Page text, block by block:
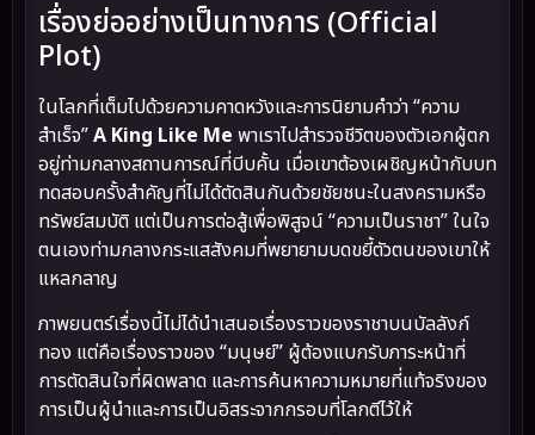
เรื่องย่ออย่างเป็นทางการ (Official
Plot)
ในโลกที่เต็มไปด้วยความคาดหวังและการนิยามคำว่า “ความ
สำเร็จ”A King Like Me พาเราไปสำรวจชีวิตของตัวเอกผู้ตก
อยู่ท่ามกลางสถานการณ์ที่บีบคั้น เมื่อเขาต้องเผชิญหน้ากับบท
ทดสอบครั้งสำคัญที่ไม่ได้ตัดสินกันด้วยชัยชนะในสงครามหรือ
ทรัพย์สมบัติ แต่เป็นการต่อสู้เพื่อพิสูจน์ “ความเป็นราชา” ในใจ
ตนเองท่ามกลางกระแสสังคมที่พยายามบดขยี้ตัวตนของเขาให้
แหลกลาญ
ภาพยนตร์เรื่องนี้ไม่ได้นำเสนอเรื่องราวของราชาบนบัลลังก์
ทอง แต่คือเรื่องราวของ “มนุษย์” ผู้ต้องแบกรับภาระหน้าที่
การตัดสินใจที่ผิดพลาด และการค้นหาความหมายที่แท้จริงของ
การเป็นผู้นำและการเป็นอิสระจากกรอบที่โลกตีไว้ให้